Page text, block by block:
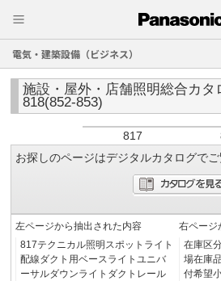
電気・建築設備（ビジネス）
施設・屋外・店舗照明総合カタ
818(852-853)
817
お探しのページはデジタルカタログでご
左ページから抽出された内容
817テクニカル照明スポットライト
配線ダクト用ベースライトユニバ
ーサルダウンライトダクトレール
右ページ
在庫区
場在庫
付希望